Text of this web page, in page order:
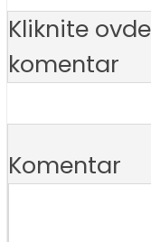
Kliknite
komentar
Komentar